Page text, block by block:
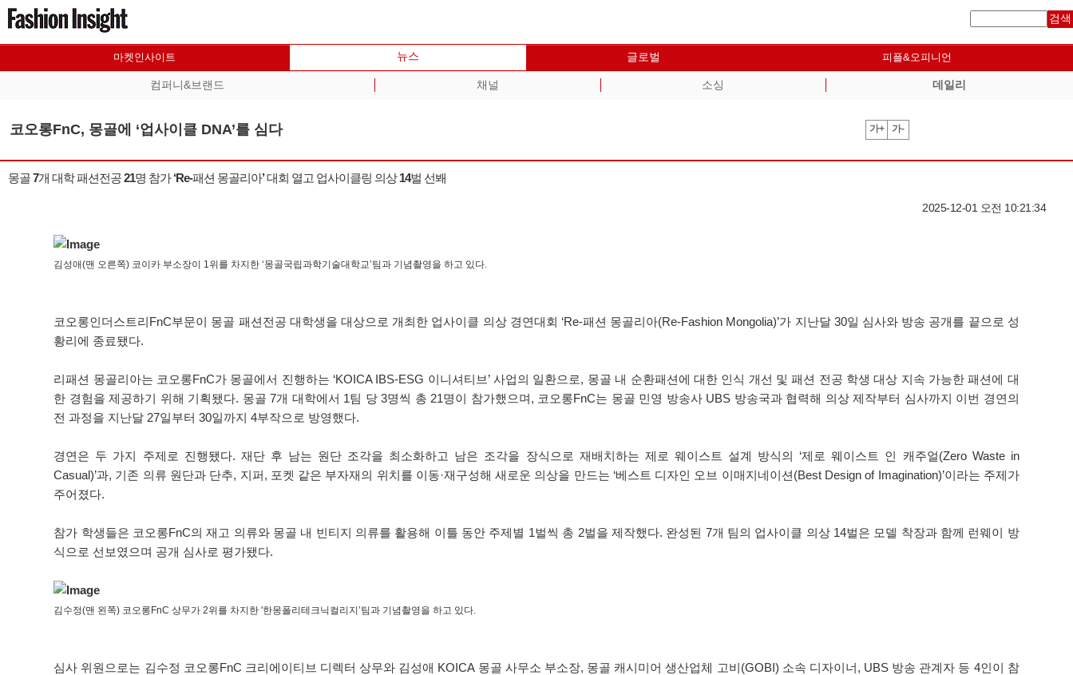
검색
마켓인사이트 뉴스 글로벌 피플&오피니언
컴퍼니&브랜드 채널 소싱 데일리
코오롱FnC, 몽골에 ‘업사이클 DNA’를 심다 가+ 가-
몽골 7개 대학 패션전공 21명 참가 ‘Re-패션 몽골리아’ 대회 열고 업사이클링 의상 14벌 선봬
2025-12-01 오전 10:21:34
김성애(맨 오른쪽) 코이카 부소장이 1위를 차지한 ‘몽골국립과학기술대학교’팀과 기념촬영을 하고 있다.
코오롱인더스트리FnC부문이 몽골 패션전공 대학생을 대상으로 개최한 업사이클 의상 경연대회 ‘Re-패션 몽골리아(Re-Fashion Mongolia)’가 지난달 30일 심사와 방송 공개를 끝으로 성
황리에 종료됐다.
리패션 몽골리아는 코오롱FnC가 몽골에서 진행하는 ‘KOICA IBS-ESG 이니셔티브’ 사업의 일환으로, 몽골 내 순환패션에 대한 인식 개선 및 패션 전공 학생 대상 지속 가능한 패션에 대
한 경험을 제공하기 위해 기획됐다. 몽골 7개 대학에서 1팀 당 3명씩 총 21명이 참가했으며, 코오롱FnC는 몽골 민영 방송사 UBS 방송국과 협력해 의상 제작부터 심사까지 이번 경연의
전 과정을 지난달 27일부터 30일까지 4부작으로 방영했다.
경연은 두 가지 주제로 진행됐다. 재단 후 남는 원단 조각을 최소화하고 남은 조각을 장식으로 재배치하는 제로 웨이스트 설계 방식의 ‘제로 웨이스트 인 캐주얼(Zero Waste in
Casual)’과, 기존 의류 원단과 단추, 지퍼, 포켓 같은 부자재의 위치를 이동·재구성해 새로운 의상을 만드는 ‘베스트 디자인 오브 이매지네이션(Best Design of Imagination)’이라는 주제가
주어졌다.
참가 학생들은 코오롱FnC의 재고 의류와 몽골 내 빈티지 의류를 활용해 이틀 동안 주제별 1벌씩 총 2벌을 제작했다. 완성된 7개 팀의 업사이클 의상 14벌은 모델 착장과 함께 런웨이 방
식으로 선보였으며 공개 심사로 평가됐다.
김수정(맨 왼쪽) 코오롱FnC 상무가 2위를 차지한 '한몽폴리테크닉컬리지’팀과 기념촬영을 하고 있다.
심사 위원으로는 김수정 코오롱FnC 크리에이티브 디렉터 상무와 김성애 KOICA 몽골 사무소 부소장, 몽골 캐시미어 생산업체 고비(GOBI) 소속 디자이너, UBS 방송 관계자 등 4인이 참